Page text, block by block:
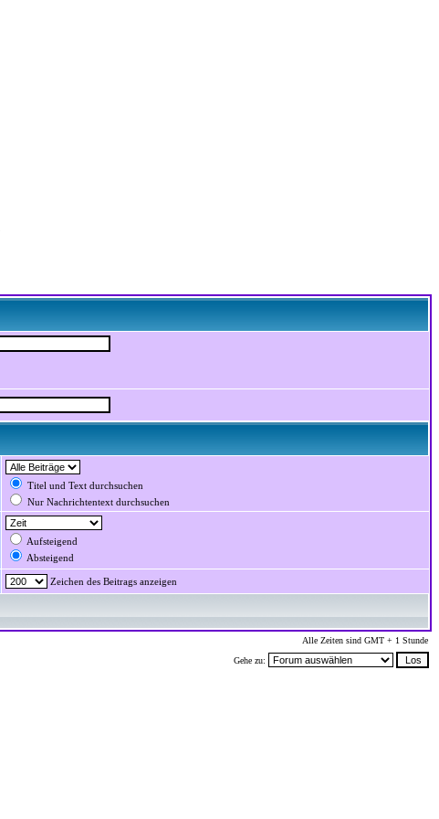
Titel und Text durchsuchen
Nur Nachrichtentext durchsuchen
Aufsteigend
Absteigend
Zeichen des Beitrags anzeigen
Alle Zeiten sind GMT + 1 Stunde
Gehe zu: